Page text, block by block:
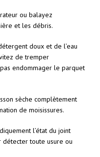
ou balayez
et les débris.
doux et de l’eau
de tremper
endommager le parquet
sèche complètement
de moisissures.
l’état du joint
détecter toute usure ou